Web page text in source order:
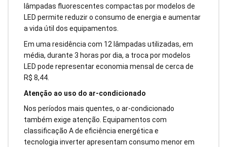
lâmpadas fluorescentes compactas por modelos de
LED permite reduzir o consumo de energia e aumentar
a vida útil dos equipamentos.
Em uma residência com 12 lâmpadas utilizadas, em
média, durante 3 horas por dia, a troca por modelos
LED pode representar economia mensal de cerca de
R$ 8,44.
Atenção ao uso do ar-condicionado
Nos períodos mais quentes, o ar-condicionado
também exige atenção. Equipamentos com
classificação A de eficiência energética e
tecnologia inverter apresentam consumo menor em